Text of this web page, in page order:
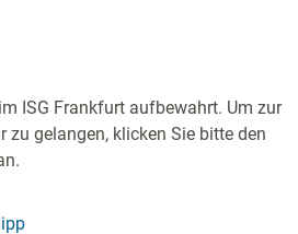
ISG Frankfurt aufbewahrt. Um zur
zu gelangen, klicken Sie bitte den